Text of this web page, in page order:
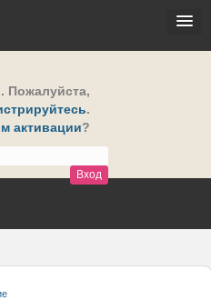
. Пожалуйста,
.
активации?